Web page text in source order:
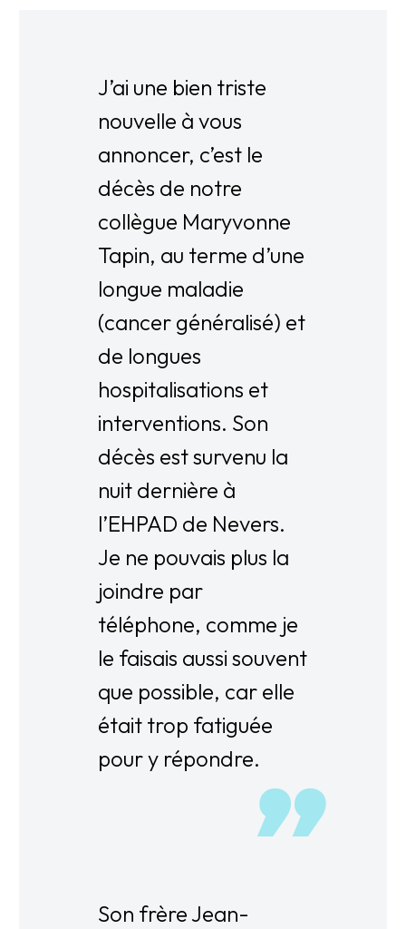
J’ai une bien triste
nouvelle à vous
annoncer, c’est le
décès de notre
collègue Maryvonne
Tapin, au terme d’une
longue maladie
(cancer généralisé) et
de longues
hospitalisations et
interventions. Son
décès est survenu la
nuit dernière à
l’EHPAD de Nevers.
Je ne pouvais plus la
joindre par
téléphone, comme je
le faisais aussi souvent
que possible, car elle
était trop fatiguée
pour y répondre.
Son frère Jean-